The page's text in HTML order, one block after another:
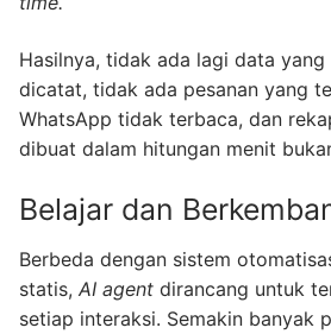
Hasilnya, tidak ada lagi data yang
dicatat, tidak ada pesanan yang
WhatsApp tidak terbaca, dan
dibuat dalam hitungan menit
Belajar dan
Berbeda dengan sistem
statis, AI agent dirancang untuk
setiap interaksi. Semakin banyak